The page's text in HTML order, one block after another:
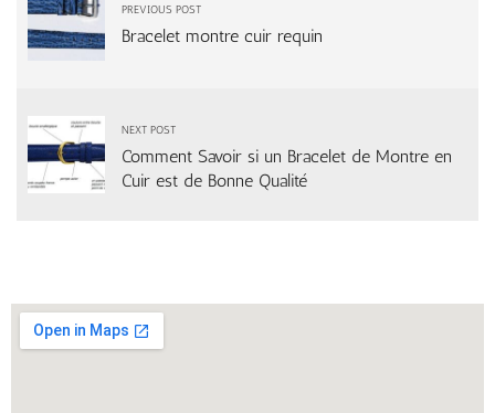
PREVIOUS POST
Bracelet montre cuir requin
NEXT POST
Comment Savoir si un Bracelet de Montre en
Cuir est de Bonne Qualité